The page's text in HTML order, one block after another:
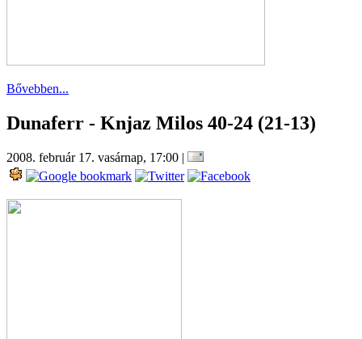
Bővebben...
Dunaferr - Knjaz Milos 40-24 (21-13)
2008. február 17. vasárnap, 17:00 |